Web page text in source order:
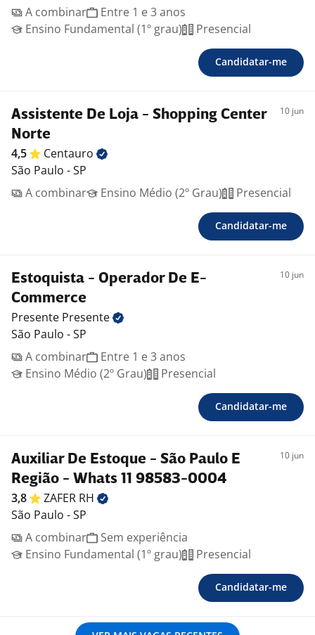
A combinar
Entre 1 e 3 anos
Ensino Fundamental (1º grau)
Presencial
Candidatar-me
Assistente De Loja - Shopping Center
Norte
10 jun
4,5
Centauro
São Paulo - SP
A combinar
Ensino Médio (2º Grau) Presencial
Candidatar-me
Estoquista - Operador De E-
Commerce
10 jun
Presente Presente
São Paulo - SP
A combinar
Entre 1 e 3 anos
Ensino Médio (2º Grau)
Presencial
Candidatar-me
Auxiliar De Estoque - São Paulo E
Região - Whats 11 98583-0004
10 jun
3,8 ZAFER RH
São Paulo - SP
A combinar
Sem experiência
Ensino Fundamental (1º grau)
Presencial
Candidatar-me